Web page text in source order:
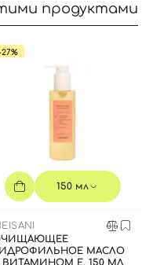
продуктами
27%
150 мл
МАСЛО
ВИТАМИНОМ Е, 150 МЛ